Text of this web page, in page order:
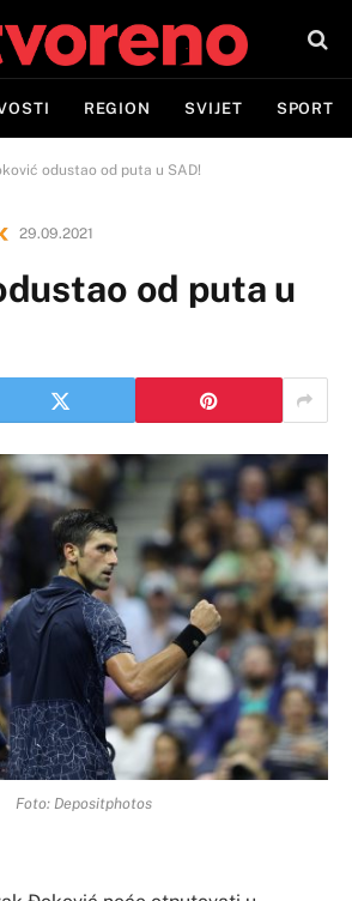
REGION SVIJET SPORT
odustao od puta u SAD!
29.09.2021
od puta u
Foto: Depositphotos